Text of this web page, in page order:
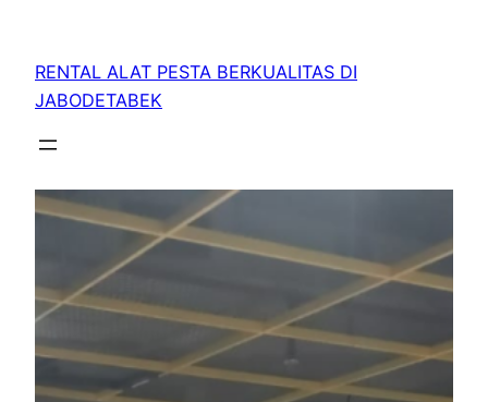
RENTAL ALAT PESTA BERKUALITAS DI
JABODETABEK